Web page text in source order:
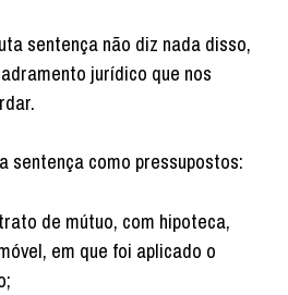
sentença não diz nada disso,
jurídico que nos
sentença como pressupostos:
de mútuo, com hipoteca,
em que foi aplicado o